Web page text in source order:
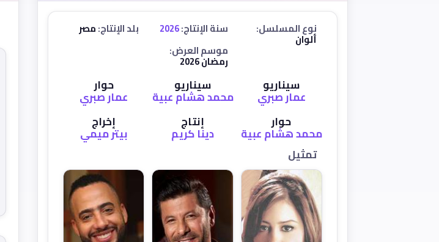
نوع المسلسل:
ألوان
سنة الإنتاج:2026 بلد الإنتاج:مصر
موسم العرض:
رمضان 2026
سيناريو
عمار صبري
سيناريو
محمد هشام عبية
حوار
عمار صبري
حوار
محمد هشام عبية
إنتاج
دينا كريم
إخراج
بيتر ميمي
تمثيل